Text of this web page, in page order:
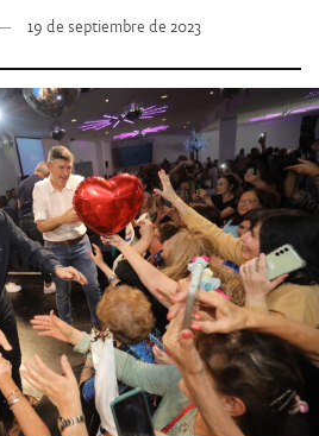
19 de septiembre de 2023